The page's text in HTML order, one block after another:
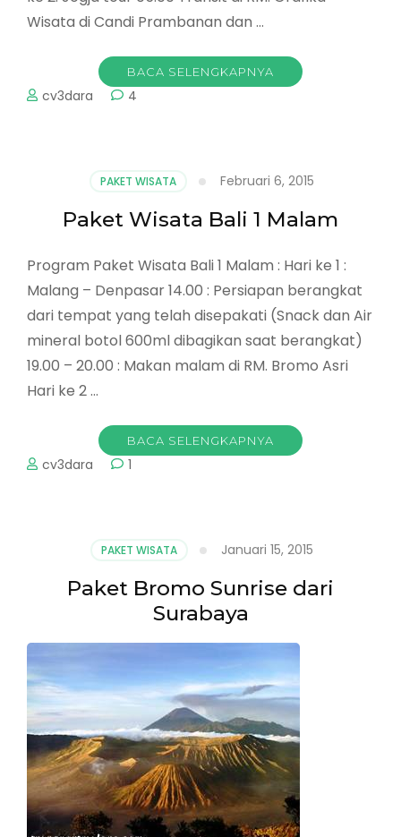
Wisata di Candi Prambanan dan …
BACA SELENGKAPNYA
cv3dara 4
PAKET WISATA Februari 6, 2015
Paket Wisata Bali 1 Malam
Program Paket Wisata Bali 1 Malam : Hari ke 1 :
Malang – Denpasar 14.00 : Persiapan berangkat
dari tempat yang telah disepakati (Snack dan Air
mineral botol 600ml dibagikan saat berangkat)
19.00 – 20.00 : Makan malam di RM. Bromo Asri
Hari ke 2 …
BACA SELENGKAPNYA
cv3dara 1
PAKET WISATA Januari 15, 2015
Paket Bromo Sunrise dari
Surabaya